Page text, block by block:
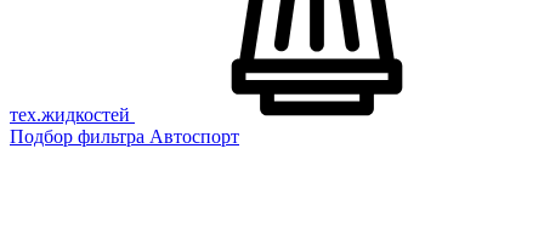
тех.жидкостей
Подбор фильтра Автоспорт